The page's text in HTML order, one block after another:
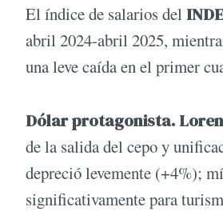
El índice de salarios del
abril 2024-abril 2025,
una leve caída en el primer
Dólar protagonista.
de la salida del cepo y
depreció levemente (+4%);
significativamente para